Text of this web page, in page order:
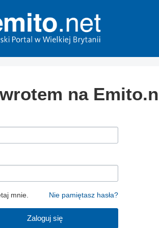
na
mnie. Nie pamiętasz hasła?
Zaloguj się